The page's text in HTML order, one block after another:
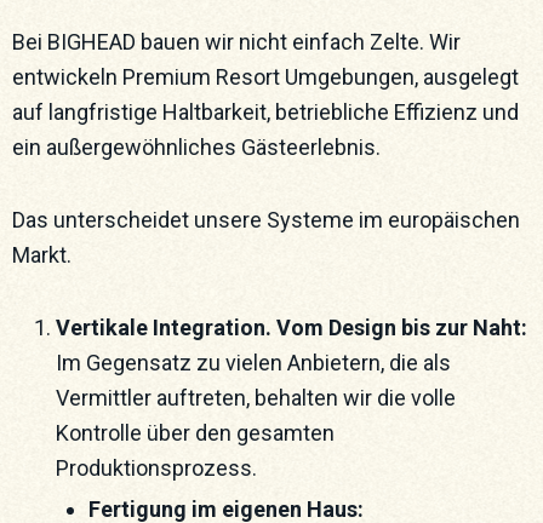
Bei BIGHEAD bauen wir nicht einfach Zelte. Wir
entwickeln Premium Resort Umgebungen, ausgelegt
auf langfristige Haltbarkeit, betriebliche Effizienz und
ein außergewöhnliches Gästeerlebnis.
Das unterscheidet unsere Systeme im europäischen
Markt.
Vertikale Integration. Vom Design bis zur Naht:
Im Gegensatz zu vielen Anbietern, die als
Vermittler auftreten, behalten wir die volle
Kontrolle über den gesamten
Produktionsprozess.
Fertigung im eigenen Haus: